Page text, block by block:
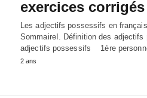
exercices corrigés
Les adjectifs possessifs en
SommaireI. Définition des
adjectifs possessifs 1ère
2 ans